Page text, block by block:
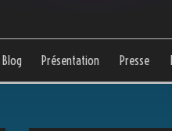
Blog Présentation Presse